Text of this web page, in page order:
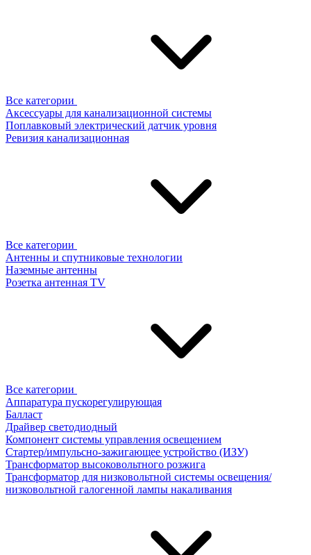
Все категории
Аксессуары для канализационной системы
Поплавковый электрический датчик уровня
Ревизия канализационная
Все категории
Антенны и спутниковые технологии
Наземные антенны
Розетка антенная TV
Все категории
Аппаратура пускорегулирующая
Балласт
Драйвер светодиодный
Компонент системы управления освещением
Стартер/импульсно-зажигающее устройство (ИЗУ)
Трансформатор высоковольтного розжига
Трансформатор для низковольтной системы освещения/
низковольтной галогенной лампы накаливания